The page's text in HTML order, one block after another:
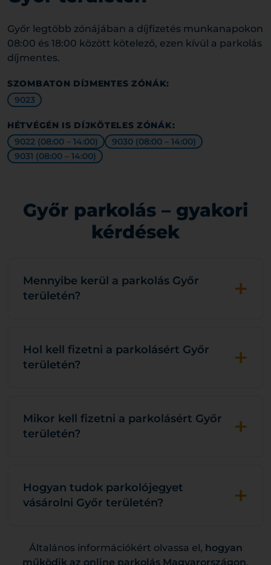
Győr legtöbb zónájában a díjfizetés munkanapokon
08:00 és 18:00 között kötelező, ezen kívül a parkolás
díjmentes.
SZOMBATON DÍJMENTES ZÓNÁK:
9023
HÉTVÉGÉN IS DÍJKÖTELES ZÓNÁK:
9022 (08:00 – 14:00)
9030 (08:00 – 14:00)
9031 (08:00 – 14:00)
Győr parkolás – gyakori
kérdések
Mennyibe kerül a parkolás Győr
területén?
+
Hol kell fizetni a parkolásért Győr
területén?
+
Mikor kell fizetni a parkolásért Győr
területén?
+
Hogyan tudok parkolójegyet
vásárolni Győr területén?
+
Általános információkért olvassa el, hogyan
működik az online parkolás Magyarországon.